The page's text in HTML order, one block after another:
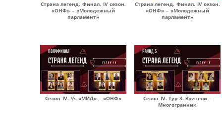
Страна легенд. Финал. IV сезон.
«ОНФ» – «Молодежный
парламент»
Страна легенд. Финал. IV сезон.
«ОНФ» – «Молодежный
парламент»
Сезон IV. ½. «МИД» – «ОНФ»
Сезон IV. Тур 3. Зрители –
Многогранник